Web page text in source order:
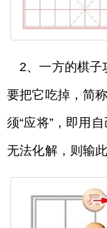
2、一方的棋子
要把它吃掉，简
须“应将”，即用
无法化解，则输